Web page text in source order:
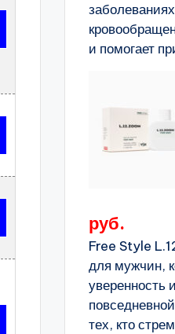
и помогает
руб.
Free Style
для мужчин,
уверенность
тех, кто